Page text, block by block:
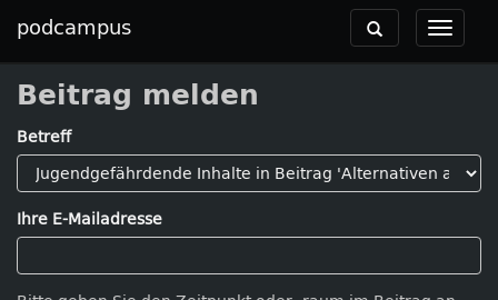
podcampus
Toggle
Toggle
navigation
Beitrag melden
Betreff
Ihre E-Mailadresse